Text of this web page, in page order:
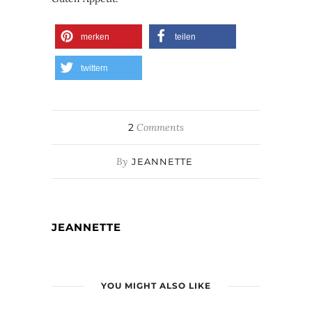
merken teilen
twittern
2 Comments
By JEANNETTE
JEANNETTE
YOU MIGHT ALSO LIKE